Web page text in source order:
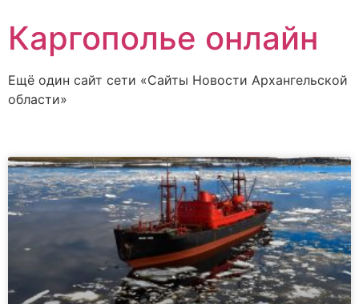
Каргополье онлайн
Ещё один сайт сети «Сайты Новости Архангельской
области»